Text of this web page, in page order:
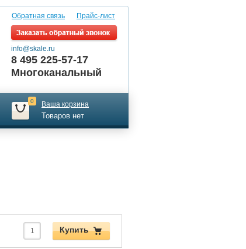
Обратная связь Прайс-лист
info@skale.ru
8 495 225-57-17
Многоканальный
0 Ваша корзина
Товаров нет
Купить